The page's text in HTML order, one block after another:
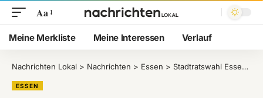
Aa
Meine Merkliste Meine Interessen Verlauf
Nachrichten Lokal > Nachrichten > Essen > Stadtratswahl Essen Ergebnisse nach Stadtteilen
ESSEN